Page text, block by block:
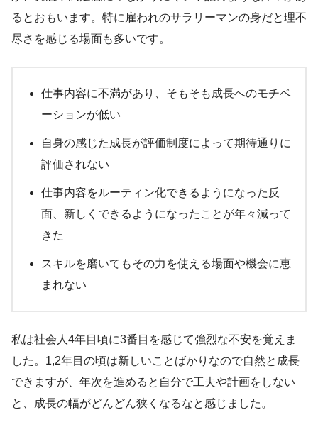
るとおもいます。特に雇われのサラリーマンの身だと理不
尽さを感じる場面も多いです。
仕事内容に不満があり、そもそも成長へのモチベ
ーションが低い
自身の感じた成長が評価制度によって期待通りに
評価されない
仕事内容をルーティン化できるようになった反
面、新しくできるようになったことが年々減って
きた
スキルを磨いてもその力を使える場面や機会に恵
まれない
私は社会人4年目頃に3番目を感じて強烈な不安を覚えま
した。1,2年目の頃は新しいことばかりなので自然と成長
できますが、年次を進めると自分で工夫や計画をしない
と、成長の幅がどんどん狭くなるなと感じました。